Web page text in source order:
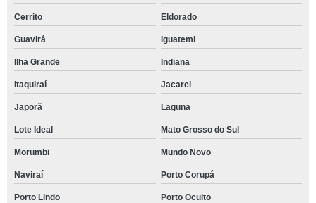
Cerrito Eldorado
Guavirá Iguatemi
Ilha Grande Indiana
Itaquiraí Jacarei
Japorã Laguna
Lote Ideal Mato Grosso do Sul
Morumbi Mundo Novo
Naviraí Porto Corupá
Porto Lindo Porto Oculto